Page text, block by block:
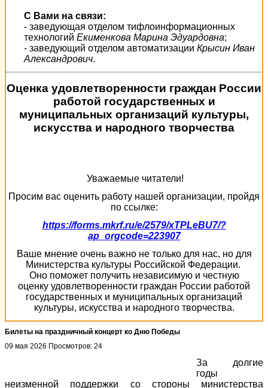
С Вами на связи:
- заведующая отделом тифлоинформационных
технологий Екименкова Марина Эдуардовна;
- заведующий отделом автоматизации Крысин Иван
Александрович.
Оценка удовлетворенности граждан России
работой государственных и
муниципальных организаций культуры,
искусства и народного творчества
Уважаемые читатели!
Просим вас оценить работу нашей организации, пройдя
по ссылке:
https://forms.mkrf.ru/e/2579/xTPLeBU7/?
ap_orgcode=223907
Ваше мнение очень важно не только для нас, но для
Министерства культуры Российской Федерации.
Оно поможет получить независимую и честную
оценку удовлетворенности граждан России работой
государственных и муниципальных организаций
культуры, искусства и народного творчества.
Билеты на праздничный концерт ко Дню Победы
09 мая 2026 Просмотров: 24
За долгие
годы
неизменной поддержки со стороны министерства